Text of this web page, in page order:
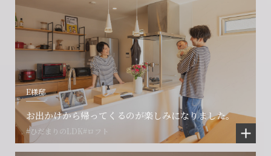
E様邸
お出かけから帰ってくるのが楽しみになりました。
#ひだまりのLDK#ロフト